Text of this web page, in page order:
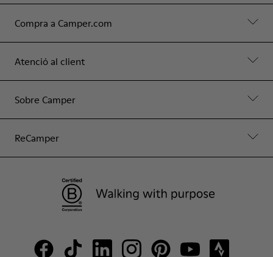
Compra a Camper.com
Atenció al client
Sobre Camper
ReCamper